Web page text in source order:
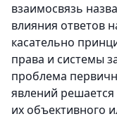
взаимосвязь
влияния ответов
касательно
права и системы
проблема
явлений решается
их объективного